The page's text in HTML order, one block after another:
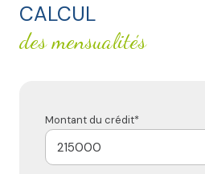
CALCUL
des mensualités
Montant du crédit*